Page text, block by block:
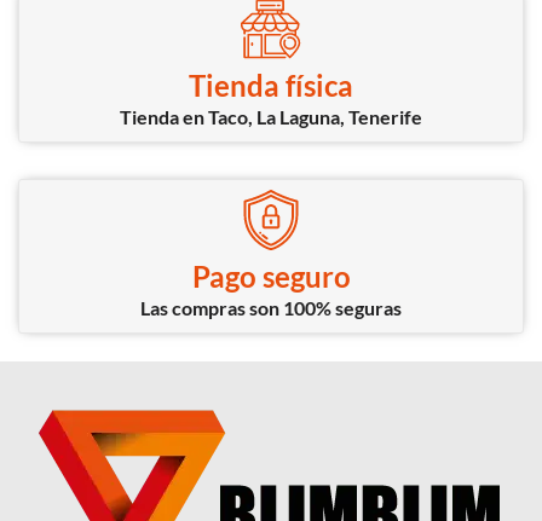
Tienda física
Tienda en Taco, La Laguna, Tenerife
Pago seguro
Las compras son 100% seguras